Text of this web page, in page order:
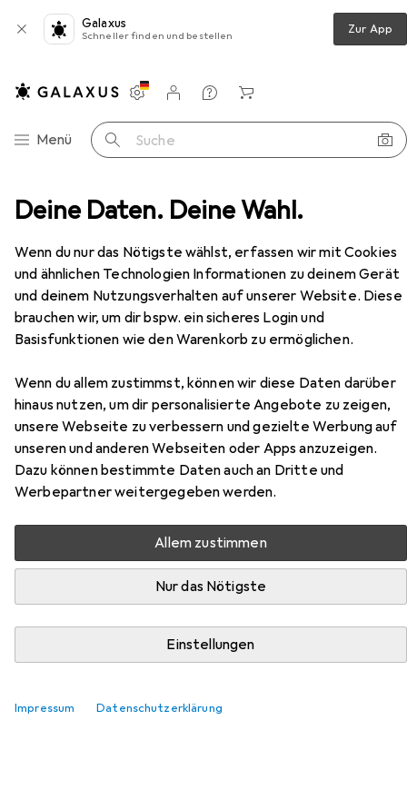
Deine Daten. Deine Wahl.
Wenn du nur das Nötigste wählst, erfassen wir mit Cookies
und ähnlichen Technologien Informationen zu deinem Gerät
und deinem Nutzungsverhalten auf unserer Website. Diese
brauchen wir, um dir bspw. ein sicheres Login und
Basisfunktionen wie den Warenkorb zu ermöglichen.
Wenn du allem zustimmst, können wir diese Daten darüber
hinaus nutzen, um dir personalisierte Angebote zu zeigen,
unsere Webseite zu verbessern und gezielte Werbung auf
unseren und anderen Webseiten oder Apps anzuzeigen.
Dazu können bestimmte Daten auch an Dritte und
Werbepartner weitergegeben werden.
Allem zustimmen
Nur das Nötigste
Einstellungen
Impressum Datenschutzerklärung
Galaxus
Schneller finden und bestellen Zur App
Navigation nach Kategorien
Menü Suche
Einstellungen
Kundenkonto
Vergleichslisten
Merklisten
Warenkorb
Speicherkartenlesegerät Sandisk Extreme Pro
EUR
139,–
Sandisk
Extreme Pro
USB-C
Hier findest du passendes Zubehör zum Produkt Sandisk
Extreme Pro aus der Kategorie Speicherkarte.
Relevanz
Produktliste